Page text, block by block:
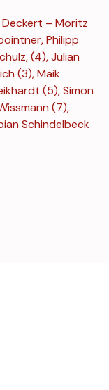
Deckert – Moritz
Philipp
(4), Julian
(3), Maik
(5), Simon
(7),
Schindelbeck